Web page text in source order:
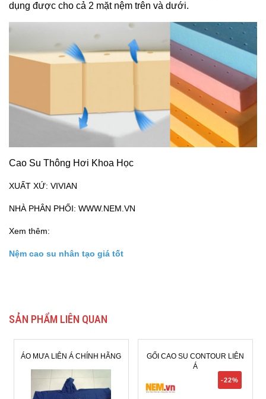
dụng được cho cả 2 mặt nệm trên và dưới.
Cao Su Thông Hơi Khoa Học
XUẤT XỨ: VIVIAN
NHÀ PHÂN PHỐI: WWW.NEM.VN
Xem thêm:
Nệm cao su nhân tạo giá tốt
SẢN PHẨM LIÊN QUAN
HÃNG
GỐI CAO SU CONTOUR LIÊN
GỐI CAO SU LIÊN Á